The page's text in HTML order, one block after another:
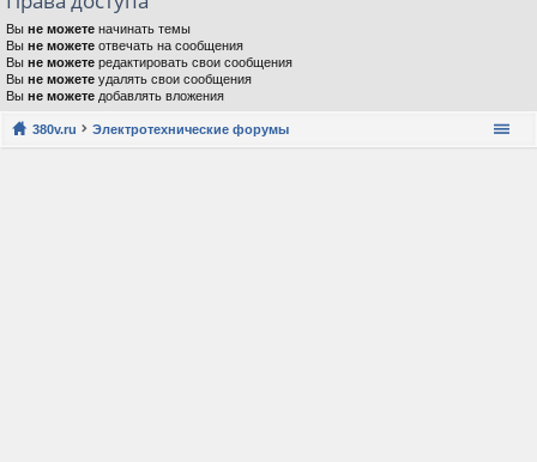
Вы не можете начинать темы
Вы не можете отвечать на сообщения
Вы не можете редактировать свои сообщения
Вы не можете удалять свои сообщения
Вы не можете добавлять вложения
380v.ru Электротехнические форумы